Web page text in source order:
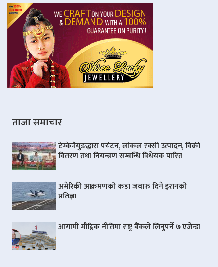
ताजा समाचार
टेम्केमैयुङद्धारा पर्यटन, लोकल रक्सी उत्पादन, विक्री
वितरण तथा नियन्त्रण सम्बन्धि विधेयक पारित
अमेरिकी आक्रमणको कडा जवाफ दिने इरानको
प्रतिज्ञा
आगामी मौद्रिक नीतिमा राष्ट्र बैंकले लिनुपर्ने ७ एजेन्डा